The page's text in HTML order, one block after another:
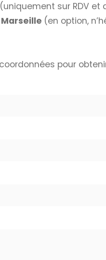
(uniquement sur RDV et
Marseille (en option,
pour